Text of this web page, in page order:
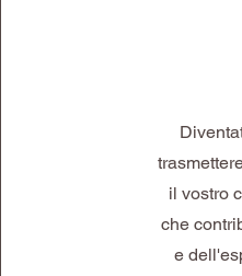
il vostro
che
e